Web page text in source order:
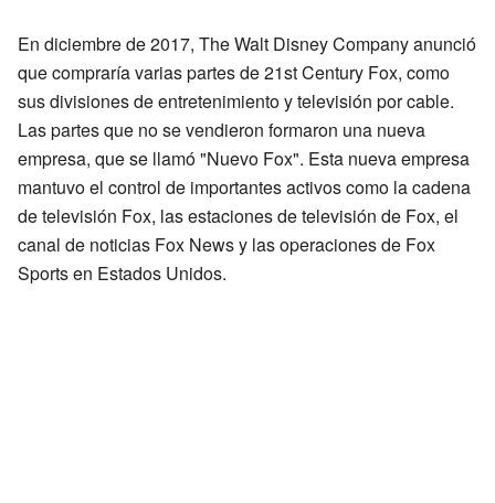
En diciembre de 2017, The Walt Disney Company anunció
que compraría varias partes de 21st Century Fox, como
sus divisiones de entretenimiento y televisión por cable.
Las partes que no se vendieron formaron una nueva
empresa, que se llamó "Nuevo Fox". Esta nueva empresa
mantuvo el control de importantes activos como la cadena
de televisión Fox, las estaciones de televisión de Fox, el
canal de noticias Fox News y las operaciones de Fox
Sports en Estados Unidos.